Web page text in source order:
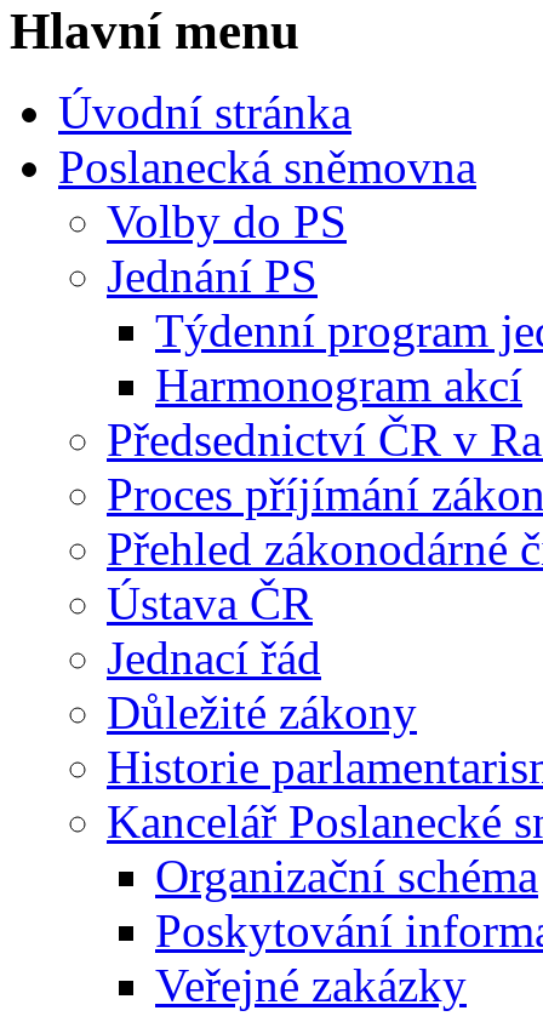
Hlavní menu
Úvodní stránka
Poslanecká sněmovna
Volby do PS
Jednání PS
Týdenní program
Harmonogram akcí
Předsednictví ČR v
Proces příjímání
Přehled zákonodárné
Ústava ČR
Jednací řád
Důležité zákony
Historie
Kancelář Poslanecké
Organizační schéma
Poskytování
Veřejné zakázky